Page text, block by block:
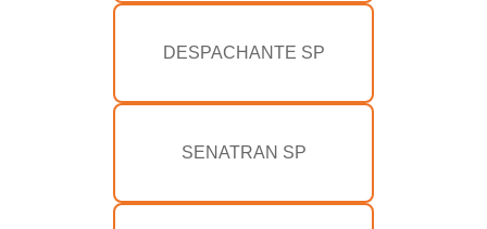
DESPACHANTE SP
SENATRAN SP